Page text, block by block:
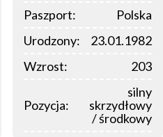
Paszport:
Polska
Urodzony:
23.01.1982
Wzrost:
203
Pozycja:
silny
skrzydłowy
/ środkowy